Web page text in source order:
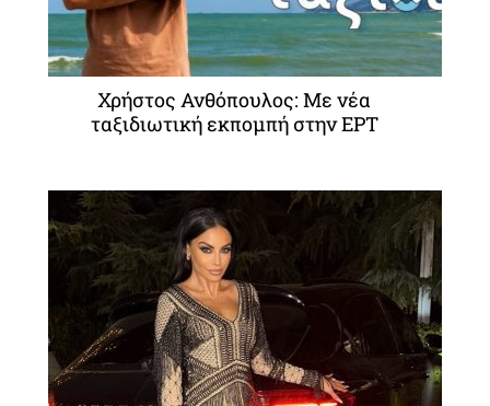
Χρήστος Ανθόπουλος: Με νέα
ταξιδιωτική εκπομπή στην ΕΡΤ